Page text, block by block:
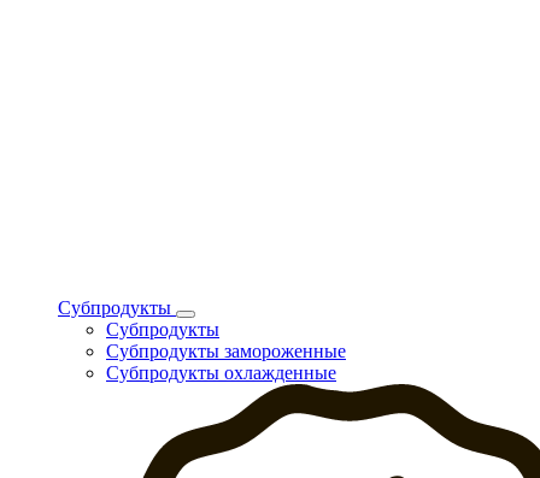
Субпродукты
Субпродукты
Субпродукты замороженные
Субпродукты охлажденные